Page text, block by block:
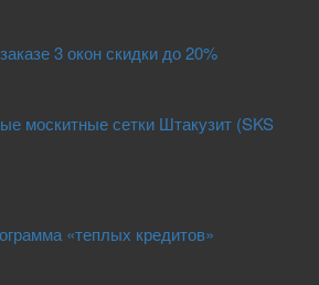
3 окон скидки до 20%
москитные сетки Штакузит (SKS
«теплых кредитов»